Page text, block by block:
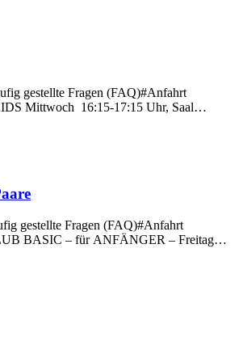
gestellte Fragen (FAQ)#Anfahrt
Mittwoch 16:15-17:15 Uhr, Saal…
gestellte Fragen (FAQ)#Anfahrt
BASIC – für ANFÄNGER – Freitag…